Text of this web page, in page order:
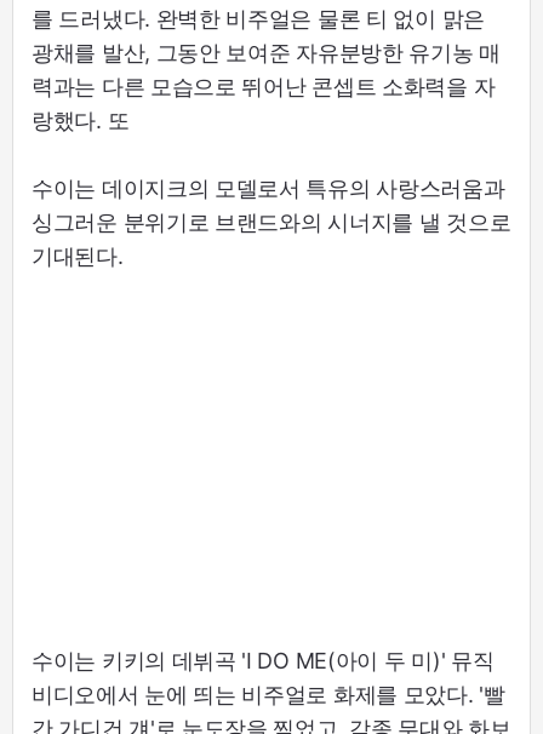
를 드러냈다. 완벽한 비주얼은 물론 티 없이 맑은
광채를 발산, 그동안 보여준 자유분방한 유기농 매
력과는 다른 모습으로 뛰어난 콘셉트 소화력을 자
랑했다. 또
수이는 데이지크의 모델로서 특유의 사랑스러움과
싱그러운 분위기로 브랜드와의 시너지를 낼 것으로
기대된다.
수이는 키키의 데뷔곡 'I DO ME(아이 두 미)' 뮤직
비디오에서 눈에 띄는 비주얼로 화제를 모았다. '빨
간 가디건 걔'로 눈도장을 찍었고, 각종 무대와 화보